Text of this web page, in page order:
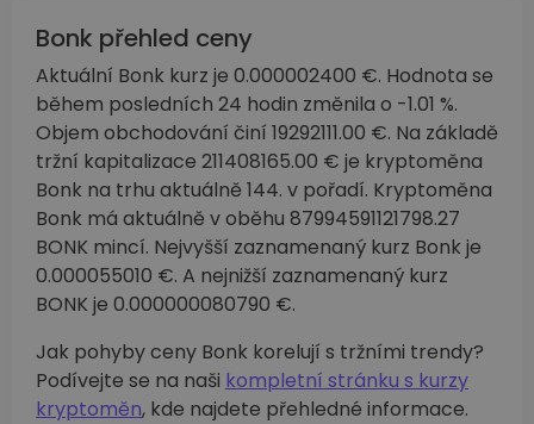
Bonk přehled ceny
Aktuální Bonk kurz je 0.000002400 €. Hodnota se
během posledních 24 hodin změnila o -1.01 %.
Objem obchodování činí 19292111.00 €. Na základě
tržní kapitalizace 211408165.00 € je kryptoměna
Bonk na trhu aktuálně 144. v pořadí. Kryptoměna
Bonk má aktuálně v oběhu 87994591121798.27
BONK mincí. Nejvyšší zaznamenaný kurz Bonk je
0.000055010 €. A nejnižší zaznamenaný kurz
BONK je 0.000000080790 €.
Jak pohyby ceny Bonk korelují s tržními trendy?
Podívejte se na naši kompletní stránku s kurzy
kryptoměn, kde najdete přehledné informace.